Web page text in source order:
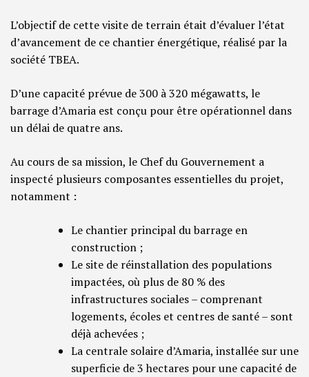
L’objectif de cette visite de terrain était d’évaluer l’état
d’avancement de ce chantier énergétique, réalisé par la
société TBEA.
D’une capacité prévue de 300 à 320 mégawatts, le
barrage d’Amaria est conçu pour être opérationnel dans
un délai de quatre ans.
Au cours de sa mission, le Chef du Gouvernement a
inspecté plusieurs composantes essentielles du projet,
notamment :
Le chantier principal du barrage en
construction ;
Le site de réinstallation des populations
impactées, où plus de 80 % des
infrastructures sociales – comprenant
logements, écoles et centres de santé – sont
déjà achevées ;
La centrale solaire d’Amaria, installée sur une
superficie de 3 hectares pour une capacité de